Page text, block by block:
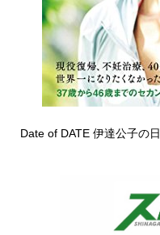
Date of DATE 伊達公子の日